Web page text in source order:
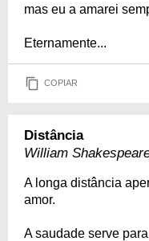
mas eu a amarei
Eternamente...
COPIAR
Distância
William
A longa distância
amor.
A saudade serve